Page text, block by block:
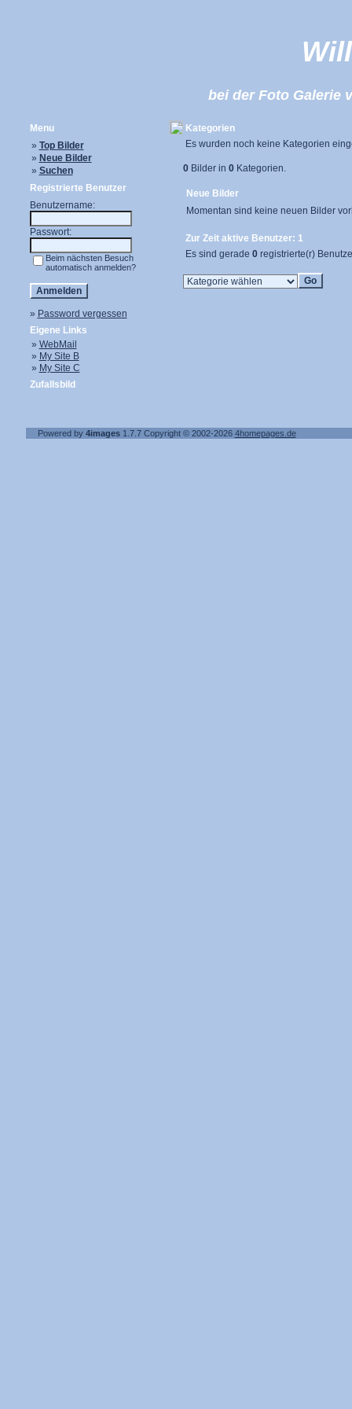
bei der Foto Galerie
Menu
» Top Bilder
» Neue Bilder
» Suchen
Registrierte Benutzer
Benutzername:
Passwort:
Beim nächsten Besuch
automatisch anmelden?
» Password vergessen
Eigene Links
» WebMail
» My Site B
» My Site C
Zufallsbild
Kategorien
Es wurden noch keine Kategorien
0Bilder in 0Kategorien.
Neue Bilder
Momentan sind keine neuen Bilder
Zur Zeit aktive Benutzer: 1
Es sind gerade 0registrierte(r)
Powered by 4images1.7.7 Copyright © 2002-2026 4homepages.de